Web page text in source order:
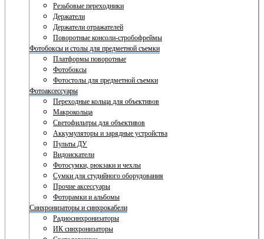
Резьбовые переходники
Держатели
Держатели отражателей
Поворотные консоли-стробофреймы
Фотобоксы и столы для предметной съемки
Платформы поворотные
Фотобоксы
Фотостолы для предметной съемки
Фотоаксессуары
Переходные кольца для объективов
Макрокольца
Светофильтры для объективов
Аккумуляторы и зарядные устройства
Пульты ДУ
Видоискатели
Фотосумки, рюкзаки и чехлы
Сумки для студийного оборудования
Прочие аксессуары
Фоторамки и альбомы
Синхронизаторы и синхрокабели
Радиосинхронизаторы
ИК синхронизаторы